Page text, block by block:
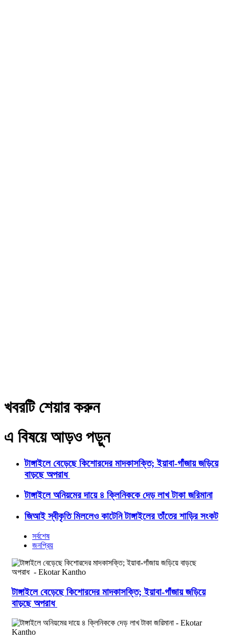
খবরটি শেয়ার করুন
এ বিষয়ে আড়ও পড়ুন
টাঙ্গাইলে বেড়েছে কিশোরদের মাদকাসক্তি; ইয়াবা-গাঁজায় জড়িয়ে
বাড়ছে অপরাধ
টাঙ্গাইলে অনিয়মের দায়ে ৪ ক্লিনিককে দেড় লাখ টাকা জরিমানা
জিআই স্বীকৃতি মিললেও কাটেনি টাঙ্গাইলের তাঁতের শাড়ির সংকট
সর্বশেষ
জনপ্রিয়
টাঙ্গাইলে বেড়েছে কিশোরদের মাদকাসক্তি; ইয়াবা-গাঁজায় জড়িয়ে
বাড়ছে অপরাধ